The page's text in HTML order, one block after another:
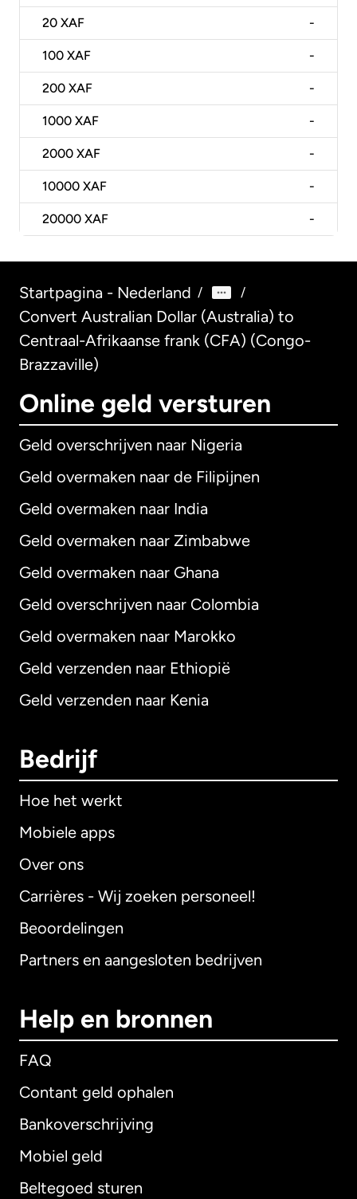
20 XAF -
100 XAF -
200 XAF -
1000 XAF -
2000 XAF -
10000 XAF -
20000 XAF -
Startpagina - Nederland / /
Convert Australian Dollar (Australia) to
Centraal-Afrikaanse frank (CFA) (Congo-
Brazzaville)
Online geld versturen
Geld overschrijven naar Nigeria
Geld overmaken naar de Filipijnen
Geld overmaken naar India
Geld overmaken naar Zimbabwe
Geld overmaken naar Ghana
Geld overschrijven naar Colombia
Geld overmaken naar Marokko
Geld verzenden naar Ethiopië
Geld verzenden naar Kenia
Bedrijf
Hoe het werkt
Mobiele apps
Over ons
Carrières - Wij zoeken personeel!
Beoordelingen
Partners en aangesloten bedrijven
Help en bronnen
FAQ
Contant geld ophalen
Bankoverschrijving
Mobiel geld
Beltegoed sturen